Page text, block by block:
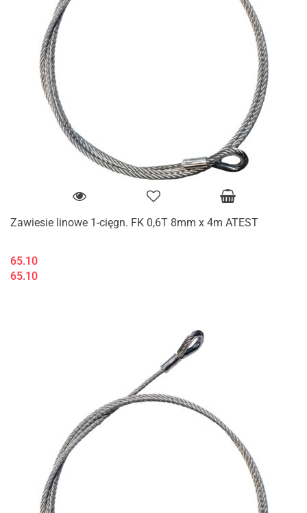
Zawiesie linowe 1-cięgn. FK 0,6T 8mm x 4m ATEST
65.10
65.10